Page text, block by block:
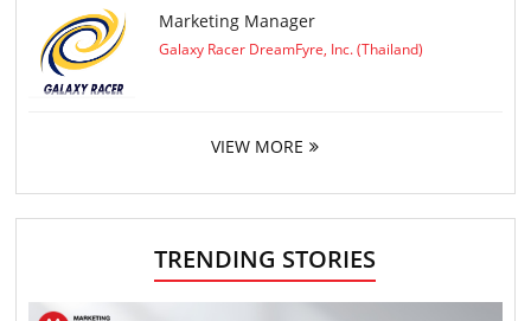
Marketing Manager
Galaxy Racer DreamFyre, Inc. (Thailand)
VIEW MORE
TRENDING STORIES